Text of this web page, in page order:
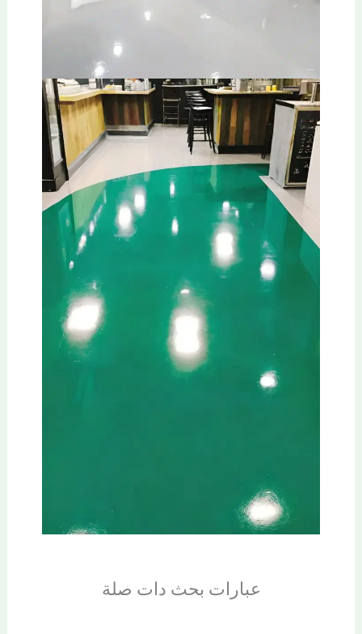
عبارات بحث دات صلة